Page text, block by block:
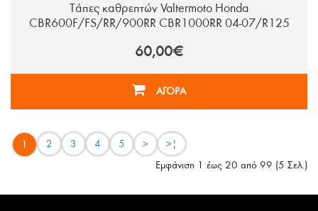
Τάπες καθρεπτών Valtermoto Honda
CBR600F/FS/RR/900RR CBR1000RR 04-07/R125
60,00€
ΑΓΟΡΑ
1 2 3 4 5 >
>|
Εμφάνιση 1 έως 20 από 99 (5 Σελ.)